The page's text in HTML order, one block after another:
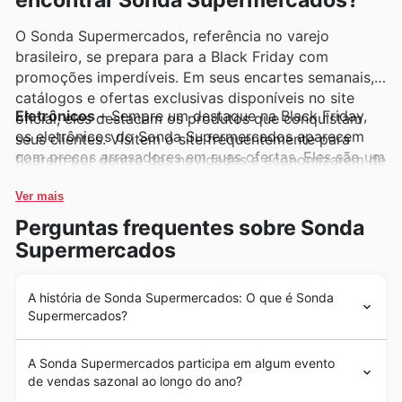
O Sonda Supermercados, referência no varejo
brasileiro, se prepara para a Black Friday com
promoções imperdíveis. Em seus encartes semanais,
catálogos e ofertas exclusivas disponíveis no site
oficial, eles destacam os produtos que conquistam
seus clientes. Visitem o site frequentemente para
ficarem por dentro das novidades e economizarem de
Eletrônicos– Sempre um destaque na Black Friday,
os eletrônicos do Sonda Supermercados aparecem
com preços arrasadores em suas ofertas. Eles são um
e entretenimento para toda a família com os
descontos especiais.
Eletrodomésticos– A busca por eletrodomésticos
Black Friday do Sonda Supermercados. Essas ofertas
em seus encartes semanais e no site oficial são a
oportunidade perfeita para renovar a casa com
economia.
Ver mais
Perguntas frequentes sobre Sonda
Supermercados
A história de Sonda Supermercados: O que é Sonda
Supermercados?
trajetória de dedicação e crescimento contínuo no
Brasil. Fundados em 1986, eles iniciaram sua jornada
A Sonda Supermercados participa em algum evento
de vendas sazonal ao longo do ano?